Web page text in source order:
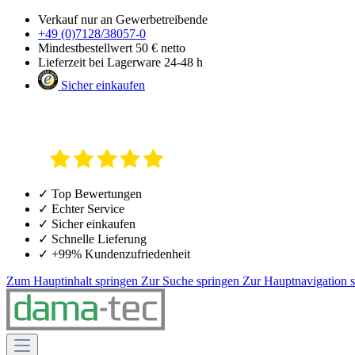
Verkauf nur an Gewerbetreibende
+49 (0)7128/38057-0
Mindestbestellwert 50 € netto
Lieferzeit bei Lagerware 24-48 h
Sicher einkaufen
✓ Top Bewertungen
✓ Echter Service
✓ Sicher einkaufen
✓ Schnelle Lieferung
✓ +99% Kundenzufriedenheit
Zum Hauptinhalt springen Zur Suche springen Zur Hauptnavigation